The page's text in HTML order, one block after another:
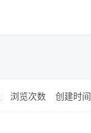
浏览次数 创建时间